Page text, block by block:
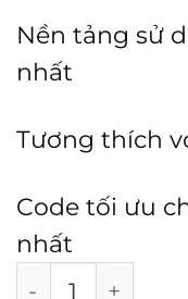
Nền tảng sử
nhất
Tương thích
Code tối ưu
nhất
Mẫu Website